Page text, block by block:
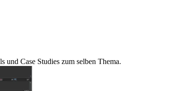
und Case Studies zum selben Thema.